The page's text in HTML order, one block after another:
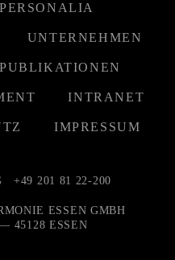
PERSONALIA
UNTERNEHMEN
PUBLIKATIONEN
INTRANET
IMPRESSUM
+49 201 81 22-200
ESSEN GMBH
45128 ESSEN